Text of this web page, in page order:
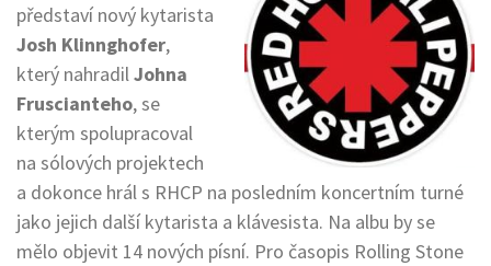
představí nový kytarista
Josh Klinnghofer,
který nahradil Johna
Fruscianteho, se
kterým spolupracoval
na sólových projektech
a dokonce hrál s RHCP na posledním koncertním turné
jako jejich další kytarista a klávesista. Na albu by se
mělo objevit 14 nových písní. Pro časopis Rolling Stone